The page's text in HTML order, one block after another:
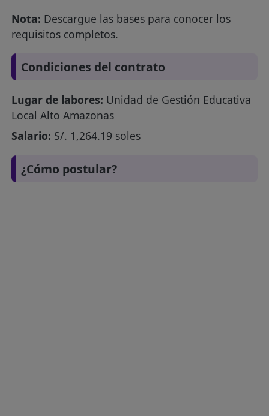
Nota: Descargue las bases para conocer los
requisitos completos.
Condiciones del contrato
Lugar de labores: Unidad de Gestión Educativa
Local Alto Amazonas
Salario: S/. 1,264.19 soles
¿Cómo postular?